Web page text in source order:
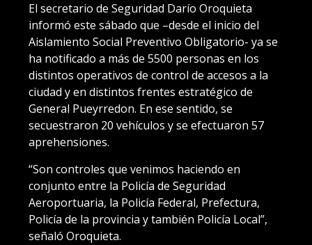
El secretario de Seguridad Darío Oroquieta
informó este sábado que –desde el inicio del
Aislamiento Social Preventivo Obligatorio- ya se
ha notificado a más de 5500 personas en los
distintos operativos de control de accesos a la
ciudad y en distintos frentes estratégico de
General Pueyrredon. En ese sentido, se
secuestraron 20 vehículos y se efectuaron 57
aprehensiones.
“Son controles que venimos haciendo en
conjunto entre la Policía de Seguridad
Aeroportuaria, la Policía Federal, Prefectura,
Policía de la provincia y también Policía Local”,
señaló Oroquieta.